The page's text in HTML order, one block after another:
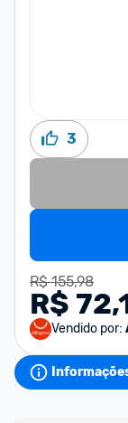
3
R$ 155,98
R$
Vendido por: